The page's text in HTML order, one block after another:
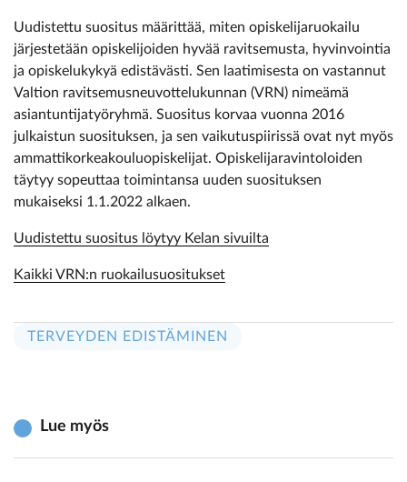
Uudistettu suositus määrittää, miten opiskelijaruokailu
järjestetään opiskelijoiden hyvää ravitsemusta, hyvinvointia
ja opiskelukykyä edistävästi. Sen laatimisesta on vastannut
Valtion ravitsemusneuvottelukunnan (VRN) nimeämä
asiantuntijatyöryhmä. Suositus korvaa vuonna 2016
julkaistun suosituksen, ja sen vaikutuspiirissä ovat nyt myös
ammattikorkeakouluopiskelijat. Opiskelijaravintoloiden
täytyy sopeuttaa toimintansa uuden suosituksen
mukaiseksi 1.1.2022 alkaen.
Uudistettu suositus löytyy Kelan sivuilta
Kaikki VRN:n ruokailusuositukset
TERVEYDEN EDISTÄMINEN
Lue myös